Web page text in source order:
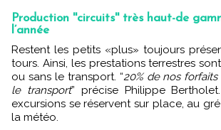
Production ''circuits'' très haut-de
l’année
Restent les petits «plus» toujours présents de l’offre Best
tours. Ainsi, les prestations terrestres
ou sans le transport. “20% de nos
le transport” précise Philippe
excursions se réservent sur place, au
la météo.